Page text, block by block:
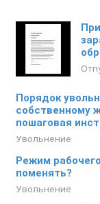
Порядок
собственному
пошаговая
Увольнение
Режим
поменять?
Увольнение